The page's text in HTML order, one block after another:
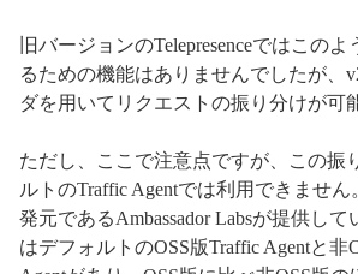
旧バージョンのTelepresenceではこの
るための機能はありませんでしたが、
ダを用いてリクエストの振り分けが可
ただし、ここで注意点ですが、この振
ルトのTraffic Agentでは利用できません
発元であるAmbassador Labsが提供して
はデフォルトのOSS版Traffic Agentと非